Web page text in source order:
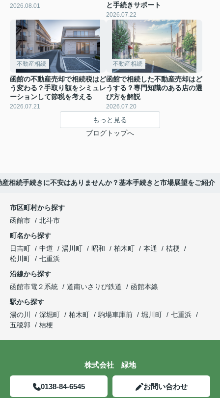
2026.08.01
と手続きサポート
2026.07.22
不動産相続
函館の不動産売却で相続税はど
う変わる？手取り額をシミュレ
ーションして節税を考える
2026.07.21
不動産相続
函館で相続した不動産売却はど
うする？専門知識のある店の選
び方を解説
2026.07.20
もっと見る
ブログトップへ
産相続手続きに不安はありませんか？基本手続きと市場展望をご紹介
市区町村から探す
函館市
北斗市
町名から探す
日吉町
中道 湯川町 昭和 柏木町 本通
桔梗
松川町
七重浜
沿線から探す
函館市電２系統
道南いさりび鉄道
函館本線
駅から探す
湯の川
深堀町 柏木町 駒場車庫前 堀川町
七重浜
五稜郭
桔梗
株式会社 緑地
0138-84-6545 お問い合わせ